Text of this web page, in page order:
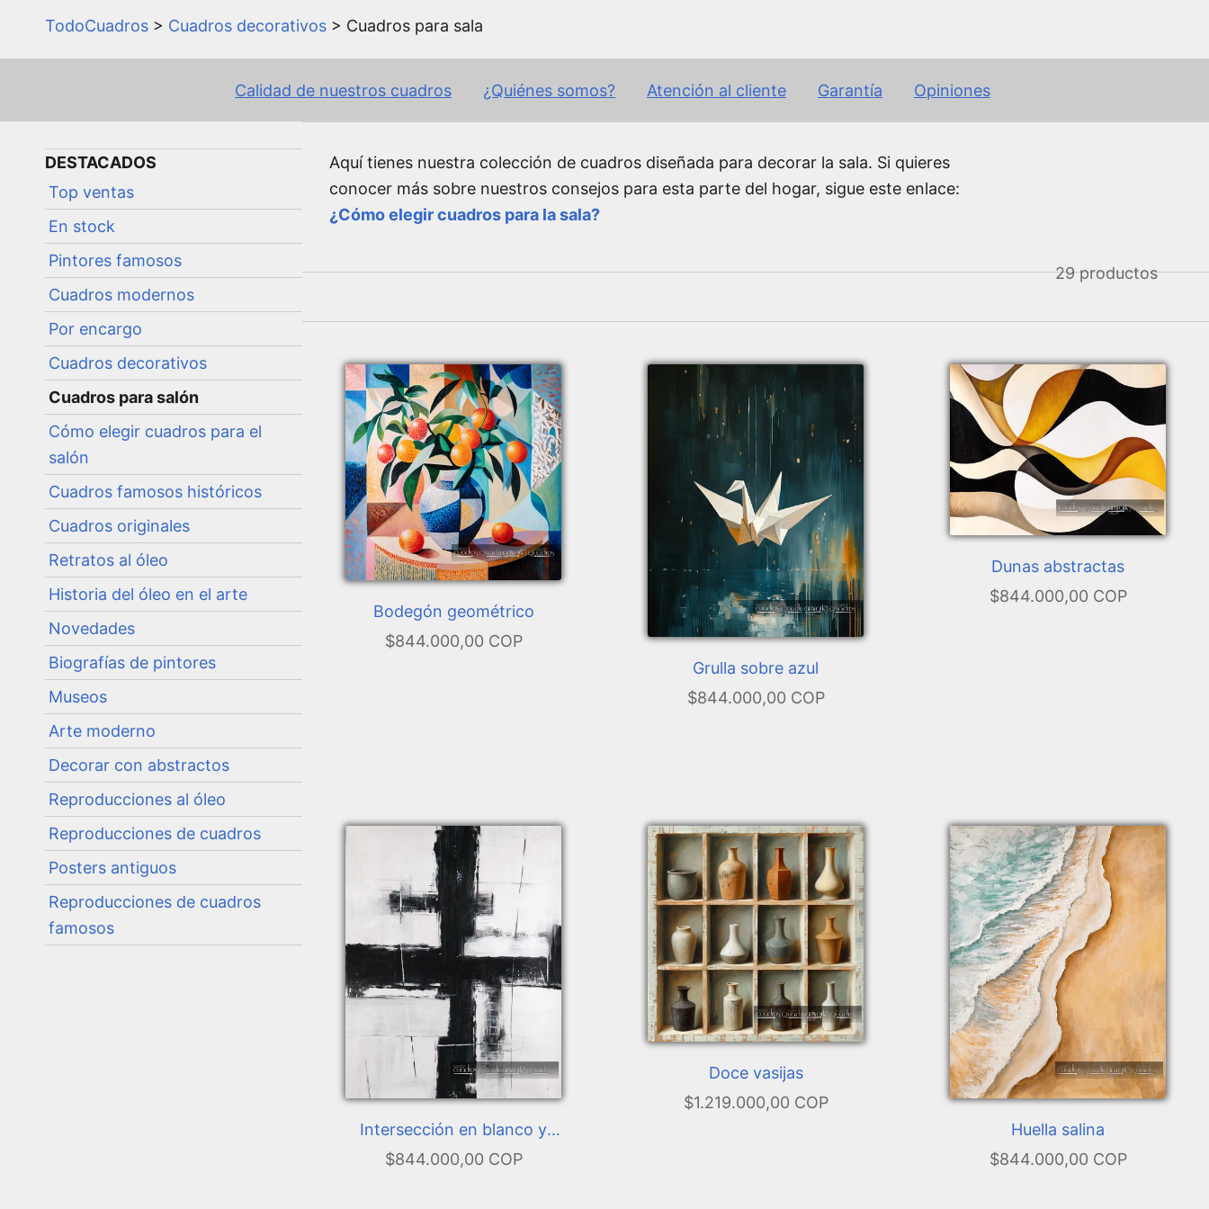
TodoCuadros > Cuadros decorativos > Cuadros para sala
Calidad de nuestros cuadros ¿Quiénes somos? Atención al cliente Garantía Opiniones
DESTACADOS
Top ventas
En stock
Pintores famosos
Cuadros modernos
Por encargo
Cuadros decorativos
Cuadros para salón
Cómo elegir cuadros para el
salón
Cuadros famosos históricos
Cuadros originales
Retratos al óleo
Historia del óleo en el arte
Novedades
Biografías de pintores
Museos
Arte moderno
Decorar con abstractos
Reproducciones al óleo
Reproducciones de cuadros
Posters antiguos
Reproducciones de cuadros
famosos
Aquí tienes nuestra colección de cuadros diseñada para decorar la sala. Si quieres
conocer más sobre nuestros consejos para esta parte del hogar, sigue este enlace:
¿Cómo elegir cuadros para la sala?
29 productos
Bodegón geométrico
$844.000,00 COP
Grulla sobre azul
$844.000,00 COP
Dunas abstractas
$844.000,00 COP
Intersección en blanco y
negro
$844.000,00 COP
Doce vasijas
$1.219.000,00 COP
Huella salina
$844.000,00 COP